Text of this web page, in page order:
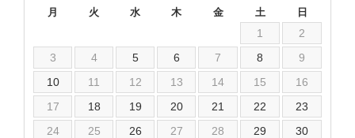
月 火 水 木 金 土 日
1
2
3
4 5 6 7 8
9
10
11 12 13 14 15
16
17
18 19 20 21 22
23
24
25 26 27 28 29 30